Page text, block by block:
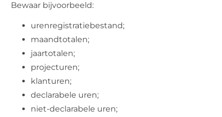
Bewaar bijvoorbeeld:
urenregistratiebestand;
maandtotalen;
jaartotalen;
projecturen;
klanturen;
declarabele uren;
niet-declarabele uren;